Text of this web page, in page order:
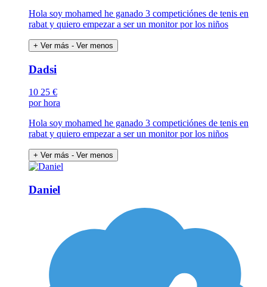
Hola soy mohamed he ganado 3 competiciónes de tenis en
rabat y quiero empezar a ser un monitor por los niños
+ Ver más - Ver menos
Dadsi
10 25 €
por hora
Hola soy mohamed he ganado 3 competiciónes de tenis en
rabat y quiero empezar a ser un monitor por los niños
+ Ver más - Ver menos
Daniel